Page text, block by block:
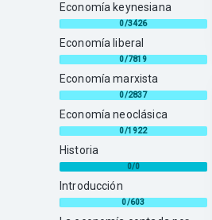
Economía keynesiana
0/3426
Economía liberal
0/7819
Economía marxista
0/2837
Economía neoclásica
0/1922
Historia
0/0
Introducción
0/603